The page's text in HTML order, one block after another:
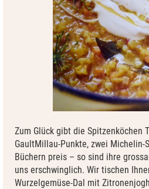
Zum Glück gibt die Spitzenköchen
GaultMillau-Punkte, zwei Michelin-
Büchern preis – so sind ihre
uns erschwinglich. Wir tischen
Wurzelgemüse-Dal mit